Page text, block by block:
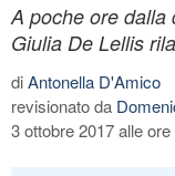
A poche ore dalla
Giulia De Lellis
diAntonella D'Amico
revisionato da
3 ottobre 2017 alle